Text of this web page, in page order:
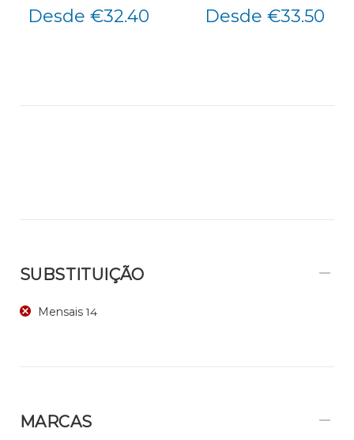
Desde €32.40 Desde €33.50
SUBSTITUIÇÃO
Mensais 14
MARCAS